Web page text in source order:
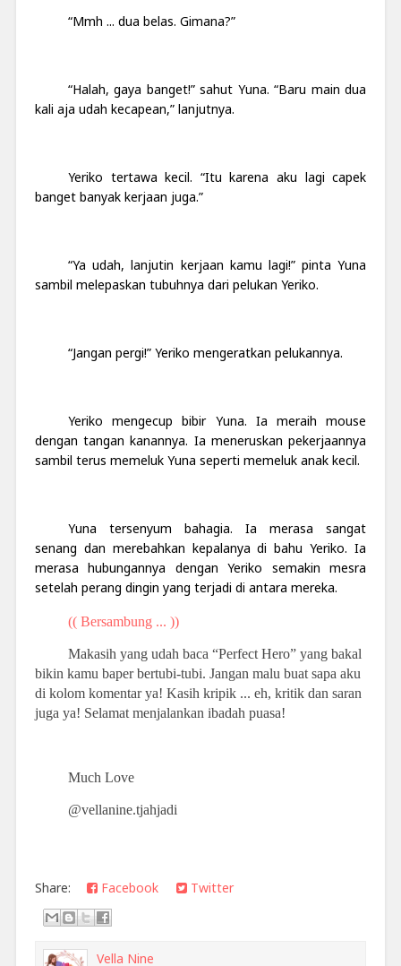
“Mmh ... dua belas. Gimana?”
“Halah, gaya banget!” sahut Yuna. “Baru main dua
kali aja udah kecapean,” lanjutnya.
Yeriko tertawa kecil. “Itu karena aku lagi capek
banget banyak kerjaan juga.”
“Ya udah, lanjutin kerjaan kamu lagi!” pinta Yuna
sambil melepaskan tubuhnya dari pelukan Yeriko.
“Jangan pergi!” Yeriko mengeratkan pelukannya.
Yeriko mengecup bibir Yuna. Ia meraih mouse
dengan tangan kanannya. Ia meneruskan pekerjaannya
sambil terus memeluk Yuna seperti memeluk anak kecil.
Yuna tersenyum bahagia. Ia merasa sangat
senang dan merebahkan kepalanya di bahu Yeriko. Ia
merasa hubungannya dengan Yeriko semakin mesra
setelah perang dingin yang terjadi di antara mereka.
(( Bersambung ... ))
Makasih yang udah baca “Perfect Hero” yang bakal
bikin kamu baper bertubi-tubi. Jangan malu buat sapa aku
di kolom komentar ya! Kasih kripik ... eh, kritik dan saran
juga ya! Selamat menjalankan ibadah puasa!
Much Love
@vellanine.tjahjadi
Share: Facebook Twitter
Vella Nine